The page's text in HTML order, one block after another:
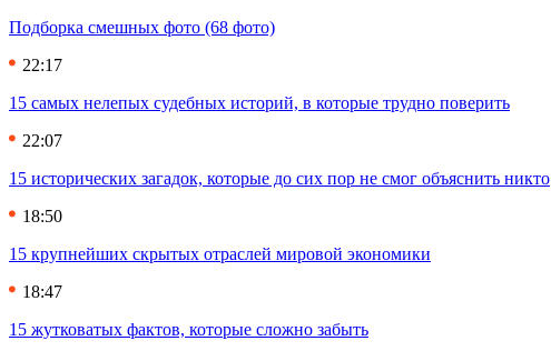
Подборка смешных фото (68 фото)
22:17
15 самых нелепых судебных историй, в которые трудно поверить
22:07
15 исторических загадок, которые до сих пор не смог объяснить никто
18:50
15 крупнейших скрытых отраслей мировой экономики
18:47
15 жутковатых фактов, которые сложно забыть